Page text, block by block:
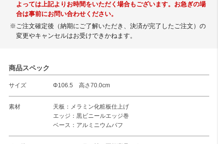
よっては上記よりお時間をいただく場合もございます。お急ぎの場
合は事前にお問い合わせください。
※ご注文確定後（納期にご了解いただき、決済が完了したご注文）の
変更やキャンセルはお受けできかねます。
商品スペック
サイズ Φ106.5 高さ70.0cm
素材
天板：メラミン化粧板仕上げ
エッジ：黒ビニールエッジ巻
ベース：アルミニウムバフ